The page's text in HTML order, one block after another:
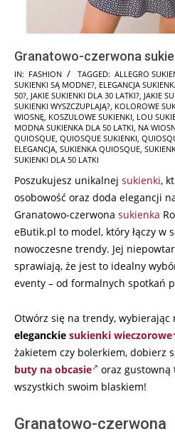
Granatowo-czerwona
2025-
09-
18
IN: FASHION TAGGED: ALLEGRO
SUKIENKI SĄ MODNE?, ELEGANCJA
50?, JAKIE SUKIENKI DLA 30 LATKI?, JAKIE
SUKIENKI WYSZCZUPLAJĄ?, KOLOROWE
WIOSNĘ, KOSZULOWE SUKIENKI, LOU
MODNA SUKIENKA DLA 50 LATKI, NA
QUIOSQUE, QUIOSQUE SUKIENKI,
ELEGANCJA, SUKIENKA QUIOSQUE,
SUKIENKI DLA 50 LATKI
Poszukujesz unikalnej sukienki,
osobowość oraz doda elegancji
Granatowo-czerwona sukienka
eButik.pl to model, który łączy w
nowoczesne trendy. Jej
sprawiają, że jest to idealny
eventy – od formalnych spotkań
Otwórz się na trendy, wybierając
eleganckie sukienki wieczorowe
żakietem czy bolerkiem, dobierz
buty na obcasie
oraz gustowną
wszystkich swoim blaskiem!
Granatowo-czerwona